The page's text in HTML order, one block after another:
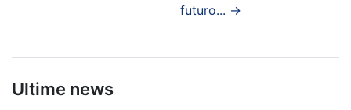
futuro... →
Ultime news